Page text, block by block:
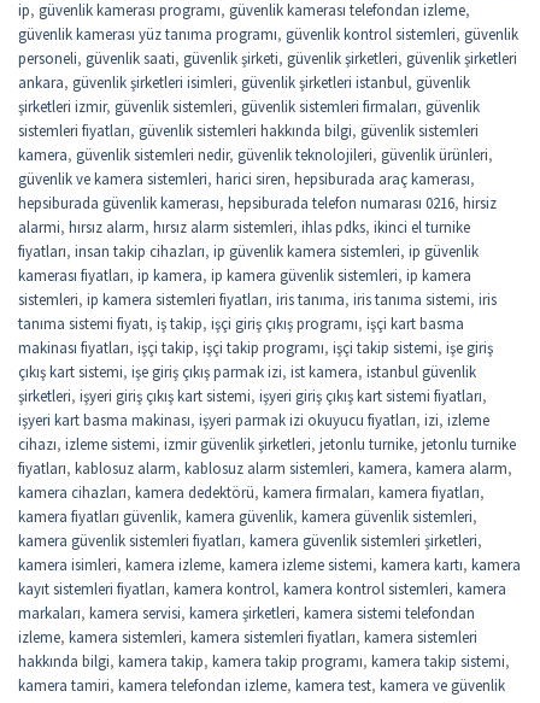
ip, güvenlik kamerası programı, güvenlik kamerası telefondan izleme,
güvenlik kamerası yüz tanıma programı, güvenlik kontrol sistemleri, güvenlik
personeli, güvenlik saati, güvenlik şirketi, güvenlik şirketleri, güvenlik şirketleri
ankara, güvenlik şirketleri isimleri, güvenlik şirketleri istanbul, güvenlik
şirketleri izmir, güvenlik sistemleri, güvenlik sistemleri firmaları, güvenlik
sistemleri fiyatları, güvenlik sistemleri hakkında bilgi, güvenlik sistemleri
kamera, güvenlik sistemleri nedir, güvenlik teknolojileri, güvenlik ürünleri,
güvenlik ve kamera sistemleri, harici siren, hepsiburada araç kamerası,
hepsiburada güvenlik kamerası, hepsiburada telefon numarası 0216, hirsiz
alarmi, hırsız alarm, hırsız alarm sistemleri, ihlas pdks, ikinci el turnike
fiyatları, insan takip cihazları, ip güvenlik kamera sistemleri, ip güvenlik
kamerası fiyatları, ip kamera, ip kamera güvenlik sistemleri, ip kamera
sistemleri, ip kamera sistemleri fiyatları, iris tanıma, iris tanıma sistemi, iris
tanıma sistemi fiyatı, iş takip, işçi giriş çıkış programı, işçi kart basma
makinası fiyatları, işçi takip, işçi takip programı, işçi takip sistemi, işe giriş
çıkış kart sistemi, işe giriş çıkış parmak izi, ist kamera, istanbul güvenlik
şirketleri, işyeri giriş çıkış kart sistemi, işyeri giriş çıkış kart sistemi fiyatları,
işyeri kart basma makinası, işyeri parmak izi okuyucu fiyatları, izi, izleme
cihazı, izleme sistemi, izmir güvenlik şirketleri, jetonlu turnike, jetonlu turnike
fiyatları, kablosuz alarm, kablosuz alarm sistemleri, kamera, kamera alarm,
kamera cihazları, kamera dedektörü, kamera firmaları, kamera fiyatları,
kamera fiyatları güvenlik, kamera güvenlik, kamera güvenlik sistemleri,
kamera güvenlik sistemleri fiyatları, kamera güvenlik sistemleri şirketleri,
kamera isimleri, kamera izleme, kamera izleme sistemi, kamera kartı, kamera
kayıt sistemleri fiyatları, kamera kontrol, kamera kontrol sistemleri, kamera
markaları, kamera servisi, kamera şirketleri, kamera sistemi telefondan
izleme, kamera sistemleri, kamera sistemleri fiyatları, kamera sistemleri
hakkında bilgi, kamera takip, kamera takip programı, kamera takip sistemi,
kamera tamiri, kamera telefondan izleme, kamera test, kamera ve güvenlik